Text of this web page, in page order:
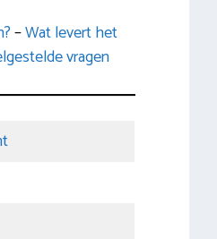
–Wat levert het
vragen